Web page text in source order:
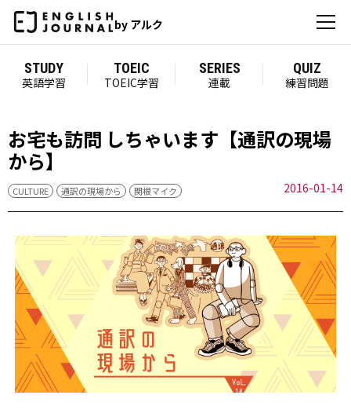
by アルク
STUDY
英語学習
TOEIC
TOEIC学習
SERIES
連載
QUIZ
練習問題
お宅も訪問 しちゃいます【通訳の現場
から】
CULTURE 通訳の現場から 関根マイク 2016-01-14